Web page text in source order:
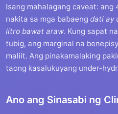
Isang mahalagang caveat: ang
nakita sa mga babaeng dati ay
litro bawat araw. Kung sapat
tubig, ang marginal na
maliit. Ang pinakamalaking
taong kasalukuyang under-
Ano ang Sinasabi ng